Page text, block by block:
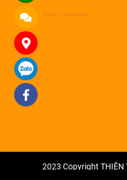
design by chuonghung
2023 Copyright THIÊN